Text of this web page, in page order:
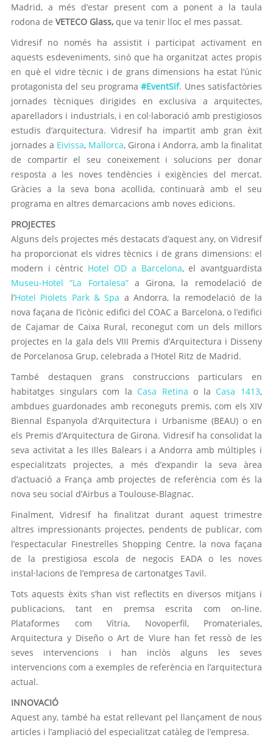
Madrid, a més d’estar present com a ponent a la taula
rodona de VETECO Glass, que va tenir lloc el mes passat.
Vidresif no només ha assistit i participat activament en
aquests esdeveniments, sinó que ha organitzat actes propis
en què el vidre tècnic i de grans dimensions ha estat l’únic
protagonista del seu programa#EventSif. Unes satisfactòries
jornades tècniques dirigides en exclusiva a arquitectes,
aparelladors i industrials, i en col·laboració amb prestigiosos
estudis d’arquitectura. Vidresif ha impartit amb gran èxit
jornades a Eivissa, Mallorca, Girona i Andorra, amb la finalitat
de compartir el seu coneixement i solucions per donar
resposta a les noves tendències i exigències del mercat.
Gràcies a la seva bona acollida, continuarà amb el seu
programa en altres demarcacions amb noves edicions.
PROJECTES
Alguns dels projectes més destacats d’aquest any, on Vidresif
ha proporcionat els vidres tècnics i de grans dimensions: el
modern i cèntric Hotel OD a Barcelona, el avantguardista
Museu-Hotel “La Fortalesa”a Girona, la remodelació de
l’Hotel Piolets Park & Spa a Andorra, la remodelació de la
nova façana de l’icònic edifici del COAC a Barcelona, o l’edifici
de Cajamar de Caixa Rural, reconegut com un dels millors
projectes en la gala dels VIII Premis d’Arquitectura i Disseny
de Porcelanosa Grup, celebrada a l’Hotel Ritz de Madrid.
També destaquen grans construccions particulars en
habitatges singulars com laCasa Retina o laCasa 1413,
ambdues guardonades amb reconeguts premis, com els XIV
Biennal Espanyola d’Arquitectura i Urbanisme (BEAU) o en
els Premis d’Arquitectura de Girona. Vidresif ha consolidat la
seva activitat a les Illes Balears i a Andorra amb múltiples i
especialitzats projectes, a més d’expandir la seva àrea
d’actuació a França amb projectes de referència com és la
nova seu social d’Airbus a Toulouse-Blagnac.
Finalment, Vidresif ha finalitzat durant aquest trimestre
altres impressionants projectes, pendents de publicar, com
l’espectacular Finestrelles Shopping Centre, la nova façana
de la prestigiosa escola de negocis EADA o les noves
instal·lacions de l’empresa de cartonatges Tavil.
Tots aquests èxits s’han vist reflectits en diversos mitjans i
publicacions, tant en premsa escrita com on-line.
Plataformes com Vítria, Novoperfil, Promateriales,
Arquitectura y Diseño o Art de Viure han fet ressò de les
seves intervencions i han inclòs alguns les seves
intervencions com a exemples de referència en l’arquitectura
actual.
INNOVACIÓ
Aquest any, també ha estat rellevant pel llançament de nous
articles i l’ampliació del especialitzat catàleg de l’empresa.